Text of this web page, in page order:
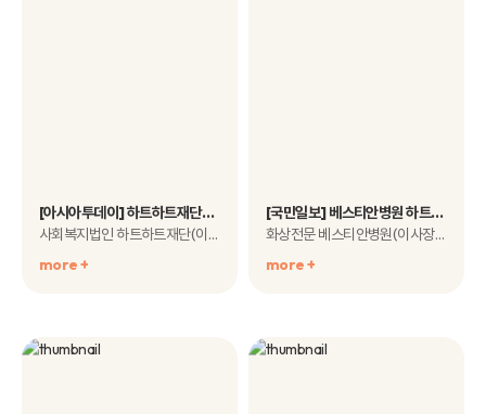
[아시아투데이] 하트하트재단-하나병원·베스티안병원, 화상환아 의료비지원사업 MOU 체결
사회복지법인 하트하트재단(이사장 신인숙)은 지난..
more +
[국민일보] 베스티안병원 하트하트재단과 화상아동 의료비지원 협약
화상전문 베스티안병원(이사장 김경식)은 지난 17일 하..
more +